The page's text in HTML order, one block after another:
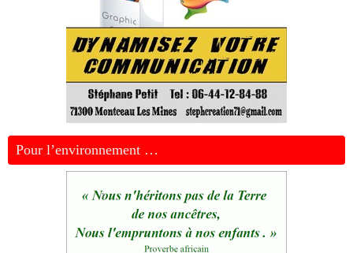
Pour l’environnement …